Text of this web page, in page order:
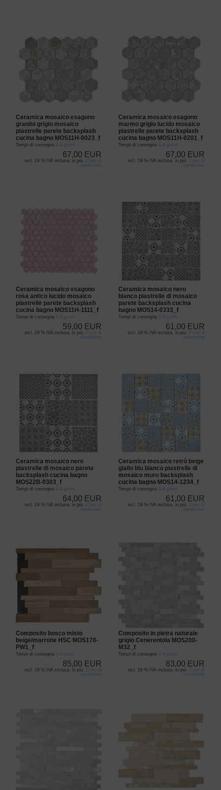
Ceramica mosaico esagono
granito grigio mosaico
piastrelle parete backsplash
cucina bagno MOS11H-0023_f
Tempi di consegna 3-4 giorni
67,00 EUR
incl. 19 % IVA inclusa. in più.
Costi di
spedizione
Ceramica mosaico esagono
marmo grigio lucido mosaico
piastrelle parete backsplash
cucina bagno MOS11H-0201_f
Tempi di consegna 3-4 giorni
67,00 EUR
incl. 19 % IVA inclusa. in più.
Costi di
spedizione
Ceramica mosaico esagono
rosa antico lucido mosaico
piastrelle parete backsplash
cucina bagno MOS11H-1111_f
Tempi di consegna 3-4 giorni
59,00 EUR
incl. 19 % IVA inclusa. in più.
Costi di
spedizione
Ceramica mosaico nero
bianco piastrelle di mosaico
parete backsplash cucina
bagno MOS14-0333_f
Tempi di consegna 3-4 giorni
61,00 EUR
incl. 19 % IVA inclusa. in più.
Costi di
spedizione
Ceramica mosaico nero
piastrelle di mosaico parete
backsplash cucina bagno
MOS22B-0303_f
Tempi di consegna 3-4 giorni
64,00 EUR
incl. 19 % IVA inclusa. in più.
Costi di
spedizione
Ceramica mosaico retrò beige
giallo blu bianco piastrelle di
mosaico muro backsplash
cucina bagno MOS14-1234_f
Tempi di consegna 3-4 giorni
61,00 EUR
incl. 19 % IVA inclusa. in più.
Costi di
spedizione
Composito bosco misto
beige/marrone HSC MOS170-
PW1_f
Tempi di consegna 3-4 giorni
85,00 EUR
incl. 19 % IVA inclusa. in più.
Costi di
spedizione
Composito in pietra naturale
grigio Cenerentola MOS200-
M32_f
Tempi di consegna 3-4 giorni
83,00 EUR
incl. 19 % IVA inclusa. in più.
Costi di
spedizione